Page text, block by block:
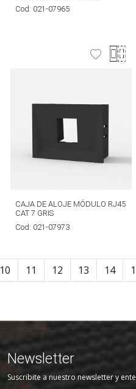
Cod: 021-07965
CAJA DE ALOJE MÓDULO RJ45
CAT 7 GRIS
Cod: 021-07973
11 12 13 14
Newsletter
Suscribite a nuestro newsletter y